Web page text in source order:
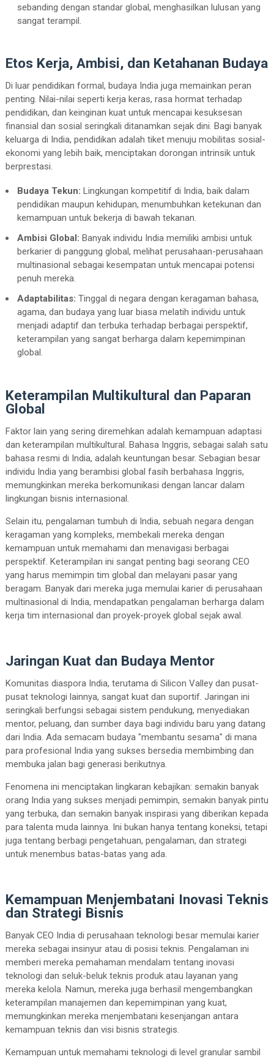
sebanding dengan standar global, menghasilkan lulusan yang
sangat terampil.
Etos Kerja, Ambisi, dan Ketahanan Budaya
Di luar pendidikan formal, budaya India juga memainkan peran
penting. Nilai-nilai seperti kerja keras, rasa hormat terhadap
pendidikan, dan keinginan kuat untuk mencapai kesuksesan
finansial dan sosial seringkali ditanamkan sejak dini. Bagi banyak
keluarga di India, pendidikan adalah tiket menuju mobilitas sosial-
ekonomi yang lebih baik, menciptakan dorongan intrinsik untuk
berprestasi.
Budaya Tekun: Lingkungan kompetitif di India, baik dalam
pendidikan maupun kehidupan, menumbuhkan ketekunan dan
kemampuan untuk bekerja di bawah tekanan.
Ambisi Global: Banyak individu India memiliki ambisi untuk
berkarier di panggung global, melihat perusahaan-perusahaan
multinasional sebagai kesempatan untuk mencapai potensi
penuh mereka.
Adaptabilitas: Tinggal di negara dengan keragaman bahasa,
agama, dan budaya yang luar biasa melatih individu untuk
menjadi adaptif dan terbuka terhadap berbagai perspektif,
keterampilan yang sangat berharga dalam kepemimpinan
global.
Keterampilan Multikultural dan Paparan
Global
Faktor lain yang sering diremehkan adalah kemampuan adaptasi
dan keterampilan multikultural. Bahasa Inggris, sebagai salah satu
bahasa resmi di India, adalah keuntungan besar. Sebagian besar
individu India yang berambisi global fasih berbahasa Inggris,
memungkinkan mereka berkomunikasi dengan lancar dalam
lingkungan bisnis internasional.
Selain itu, pengalaman tumbuh di India, sebuah negara dengan
keragaman yang kompleks, membekali mereka dengan
kemampuan untuk memahami dan menavigasi berbagai
perspektif. Keterampilan ini sangat penting bagi seorang CEO
yang harus memimpin tim global dan melayani pasar yang
beragam. Banyak dari mereka juga memulai karier di perusahaan
multinasional di India, mendapatkan pengalaman berharga dalam
kerja tim internasional dan proyek-proyek global sejak awal.
Jaringan Kuat dan Budaya Mentor
Komunitas diaspora India, terutama di Silicon Valley dan pusat-
pusat teknologi lainnya, sangat kuat dan suportif. Jaringan ini
seringkali berfungsi sebagai sistem pendukung, menyediakan
mentor, peluang, dan sumber daya bagi individu baru yang datang
dari India. Ada semacam budaya "membantu sesama" di mana
para profesional India yang sukses bersedia membimbing dan
membuka jalan bagi generasi berikutnya.
Fenomena ini menciptakan lingkaran kebajikan: semakin banyak
orang India yang sukses menjadi pemimpin, semakin banyak pintu
yang terbuka, dan semakin banyak inspirasi yang diberikan kepada
para talenta muda lainnya. Ini bukan hanya tentang koneksi, tetapi
juga tentang berbagi pengetahuan, pengalaman, dan strategi
untuk menembus batas-batas yang ada.
Kemampuan Menjembatani Inovasi Teknis
dan Strategi Bisnis
Banyak CEO India di perusahaan teknologi besar memulai karier
mereka sebagai insinyur atau di posisi teknis. Pengalaman ini
memberi mereka pemahaman mendalam tentang inovasi
teknologi dan seluk-beluk teknis produk atau layanan yang
mereka kelola. Namun, mereka juga berhasil mengembangkan
keterampilan manajemen dan kepemimpinan yang kuat,
memungkinkan mereka menjembatani kesenjangan antara
kemampuan teknis dan visi bisnis strategis.
Kemampuan untuk memahami teknologi di level granular sambil